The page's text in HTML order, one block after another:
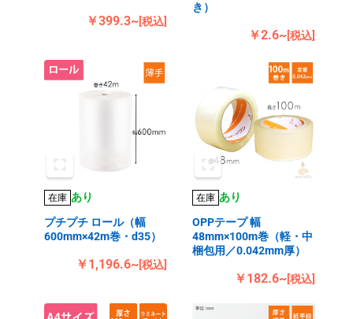
￥399.3~[税込]
き）
￥2.6~[税込]
在庫 あり
プチプチ ロール（幅
600mm×42m巻・d35）
￥1,196.6~[税込]
在庫 あり
OPPテープ 幅
48mm×100m巻（軽・中
梱包用／0.042mm厚）
￥182.6~[税込]